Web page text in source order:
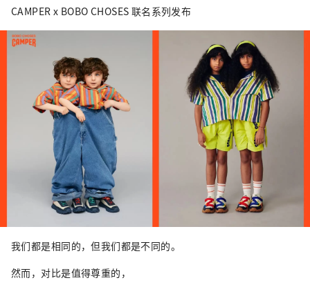
ACE是位于新宿西口地下的商业综合体，分为北
楼和南楼两栋建筑。这里汇集了各种餐厅和零
售商店，让您即使在雨天也能享受购物和街头
小吃的乐趣。
CAMPER x BOBO CHOSES 联名系列发布
我们都是相同的，但我们都是不同的。
然而，对比是值得尊重的，